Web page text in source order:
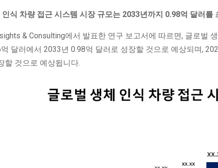
인식 차량 접근 시스템 시장 규모는 2033년까지 0.98억 달러를
& Consulting에서 발표한 연구 보고서에 따르면, 글로벌
달러에서 2033년 0.98억 달러로 성장할 것으로 예상되며,
할 것으로 예상됩니다.